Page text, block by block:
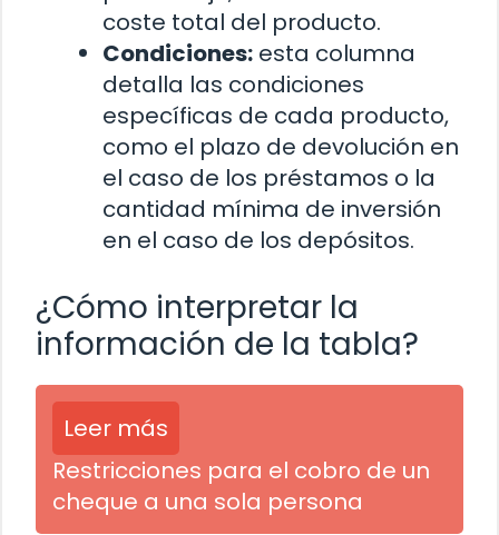
coste total del producto.
Condiciones: esta columna
detalla las condiciones
específicas de cada producto,
como el plazo de devolución en
el caso de los préstamos o la
cantidad mínima de inversión
en el caso de los depósitos.
¿Cómo interpretar la
información de la tabla?
Leer más
Restricciones para el cobro de un
cheque a una sola persona